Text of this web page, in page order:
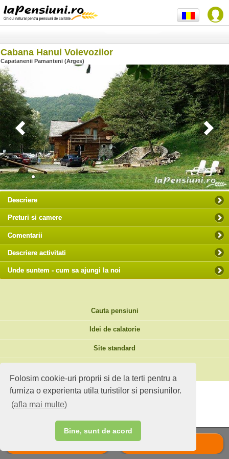
Folosim cookie-uri proprii si de la terti pentru a
furniza o experienta utila turistilor si pensiunilor.
(afla mai multe)
Bine, sunt de acord
Cabana Hanul Voievozilor
Capatanenii Pamanteni (Arges)
Suna
Descriere
Preturi si camere
Comentarii
Descriere activitati
Unde suntem - cum sa ajungi la noi
Cauta pensiuni
Idei de calatorie
Site standard